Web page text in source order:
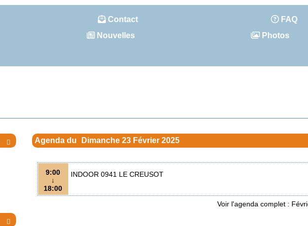
Contact FAQ
Nouvelles Photos


Agenda du Dimanche 23 Février 2025
9:00
↓
18:00
INDOOR 0941 LE CREUSOT
Voir l'agenda complet :